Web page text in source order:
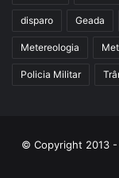
disparo Geada
Metereologia
Policia Militar
© Copyright 2013